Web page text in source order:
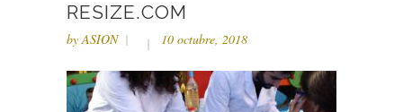
RESIZE.COM
byASION 10 octubre, 2018